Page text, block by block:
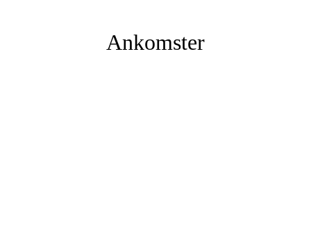
Ankomster